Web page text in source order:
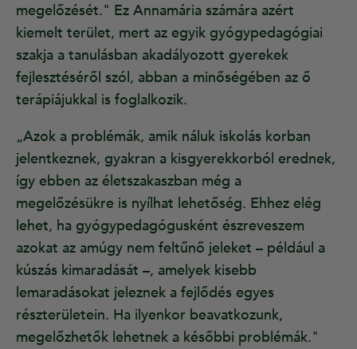
megelőzését." Ez Annamária számára azért
kiemelt terület, mert az egyik gyógypedagógiai
szakja a tanulásban akadályozott gyerekek
fejlesztéséről szól, abban a minőségében az ő
terápiájukkal is foglalkozik.
„Azok a problémák, amik náluk iskolás korban
jelentkeznek, gyakran a kisgyerekkorból erednek,
így ebben az életszakaszban még a
megelőzésükre is nyílhat lehetőség. Ehhez elég
lehet, ha gyógypedagógusként észreveszem
azokat az amúgy nem feltűnő jeleket – például a
kúszás kimaradását –, amelyek kisebb
lemaradásokat jeleznek a fejlődés egyes
részterületein. Ha ilyenkor beavatkozunk,
megelőzhetők lehetnek a későbbi problémák."